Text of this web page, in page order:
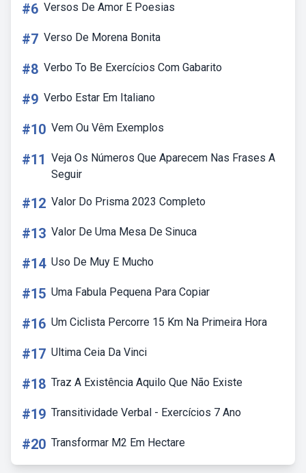
#6 Versos De Amor E Poesias
#7 Verso De Morena Bonita
#8 Verbo To Be Exercícios Com Gabarito
#9 Verbo Estar Em Italiano
#10 Vem Ou Vêm Exemplos
#11 Veja Os Números Que Aparecem Nas Frases A
Seguir
#12 Valor Do Prisma 2023 Completo
#13 Valor De Uma Mesa De Sinuca
#14 Uso De Muy E Mucho
#15 Uma Fabula Pequena Para Copiar
#16 Um Ciclista Percorre 15 Km Na Primeira Hora
#17 Ultima Ceia Da Vinci
#18 Traz A Existência Aquilo Que Não Existe
#19 Transitividade Verbal - Exercícios 7 Ano
#20 Transformar M2 Em Hectare